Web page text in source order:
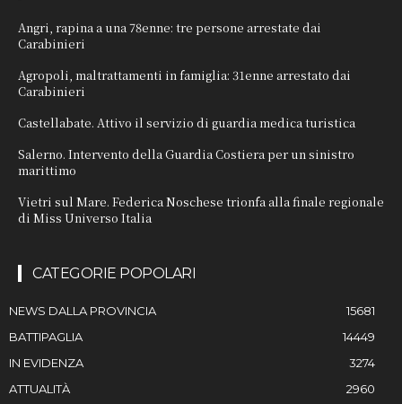
Angri, rapina a una 78enne: tre persone arrestate dai
Carabinieri
Agropoli, maltrattamenti in famiglia: 31enne arrestato dai
Carabinieri
Castellabate. Attivo il servizio di guardia medica turistica
Salerno. Intervento della Guardia Costiera per un sinistro
marittimo
Vietri sul Mare. Federica Noschese trionfa alla finale regionale
di Miss Universo Italia
CATEGORIE POPOLARI
NEWS DALLA PROVINCIA
15681
BATTIPAGLIA
14449
IN EVIDENZA
3274
ATTUALITÀ
2960